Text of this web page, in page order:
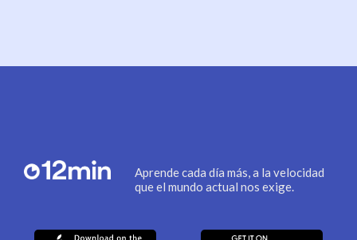
Aprende cada día más, a la velocidad
que el mundo actual nos exige.